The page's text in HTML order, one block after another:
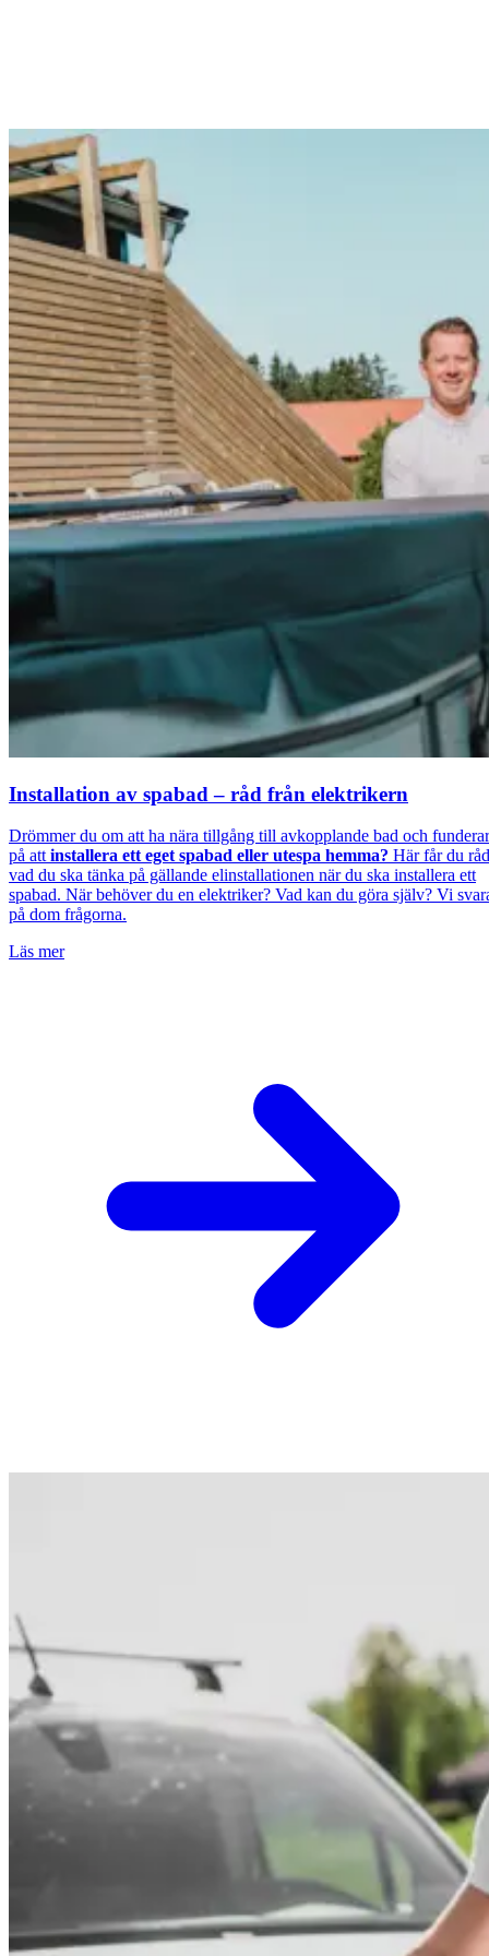
Installation av spabad – råd från elektrikern
Drömmer du om att ha nära tillgång till avkopplande bad och funderar
på attinstallera ett eget spabad eller utespa hemma? Här får du råd
vad du ska tänka på gällande elinstallationen när du ska installera ett
spabad. När behöver du en elektriker? Vad kan du göra själv? Vi
på dom frågorna.
Läs mer